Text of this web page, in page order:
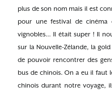
plus de son nom mais il est
pour une festival de cinéma
vignobles… Il était super ! Il
sur la Nouvelle-Zélande, la
de pouvoir rencontrer des
bus de chinois. On a eu il faut
chinois durant notre voyage,